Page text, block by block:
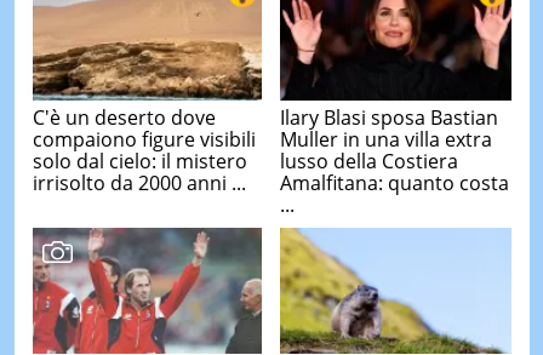
C'è un deserto dove
compaiono figure visibili
solo dal cielo: il mistero
irrisolto da 2000 anni ...
Ilary Blasi sposa Bastian
Muller in una villa extra
lusso della Costiera
Amalfitana: quanto costa
...